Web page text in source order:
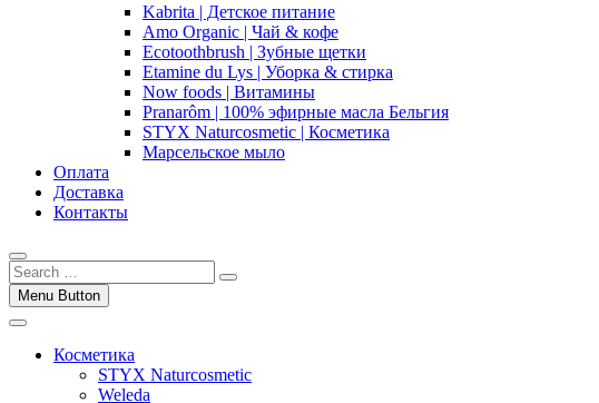
Kabrita | Детское питание
Amo Organic | Чай & кофе
Ecotoothbrush | Зубные щетки
Etamine du Lys | Уборка & стирка
Now foods | Витамины
Pranarôm | 100% эфирные масла Бельгия
STYX Naturcosmetic | Косметика
Марсельское мыло
Оплата
Доставка
Контакты
Menu Button
Косметика
STYX Naturcosmetic
Weleda